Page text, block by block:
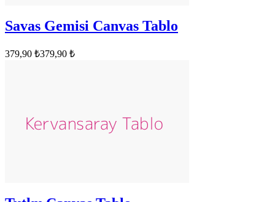
Savas Gemisi Canvas Tablo
379,90 ₺379,90 ₺